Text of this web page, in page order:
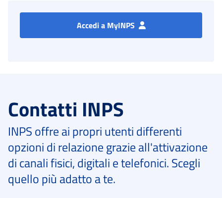
Accedi a MyINPS
Contatti INPS
INPS offre ai propri utenti differenti
opzioni di relazione grazie all'attivazione
di canali fisici, digitali e telefonici. Scegli
quello più adatto a te.